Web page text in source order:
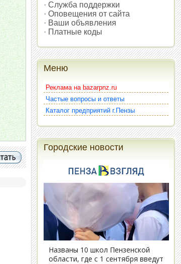
· Служба поддержки
· Оповещения от сайта
· Ваши объявления
· Платные коды
Меню
Реклама на bazarpnz.ru
Частые вопросы и ответы
Каталог предприятий г.Пензы
Городские новости